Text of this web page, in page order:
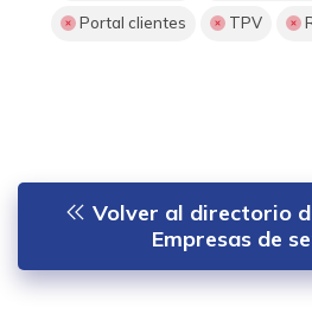
Portal clientes TPV
Volver al directorio
Empresas de